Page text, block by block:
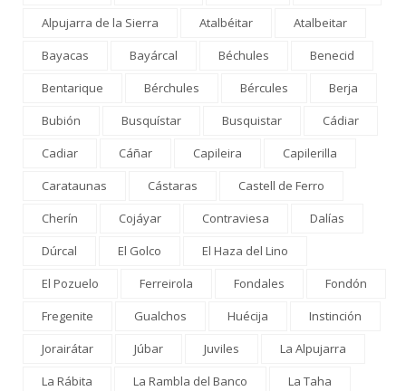
Alpujarra de la Sierra
Atalbéitar
Atalbeitar
Bayacas
Bayárcal Béchules
Benecid
Bentarique
Bérchules Bércules
Berja
Bubión
Busquístar Busquistar
Cádiar
Cadiar
Cáñar Capileira
Capilerilla
Carataunas
Cástaras
Castell de Ferro
Cherín
Cojáyar Contraviesa
Dalías
Dúrcal
El Golco
El Haza del Lino
El Pozuelo
Ferreirola Fondales
Fondón
Fregenite
Gualchos Huécija
Instinción
Jorairátar
Júbar Juviles
La Alpujarra
La Rábita
La Rambla del Banco
La Taha